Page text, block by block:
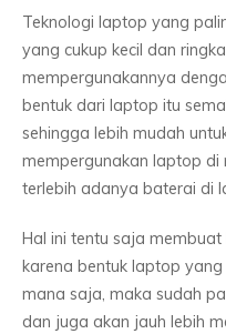
Teknologi laptop yang
yang cukup kecil dan
mempergunakannya
bentuk dari laptop itu
sehingga lebih mudah
mempergunakan laptop
terlebih adanya baterai di
Hal ini tentu saja
karena bentuk laptop
mana saja, maka sudah
dan juga akan jauh lebih